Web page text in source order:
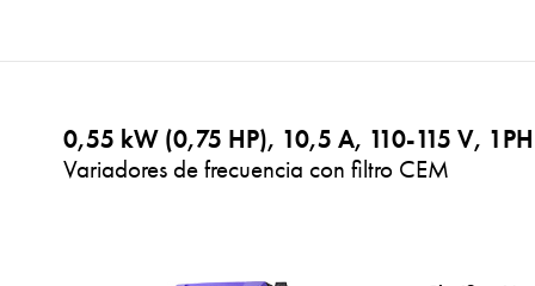
0,55 kW (0,75 HP), 10,5 A, 110-115 V, 1PH
Variadores de frecuencia con filtro CEM